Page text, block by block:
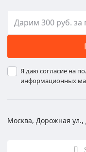
Я даю согласие на
информационных
Москва, Дорожная ул.,